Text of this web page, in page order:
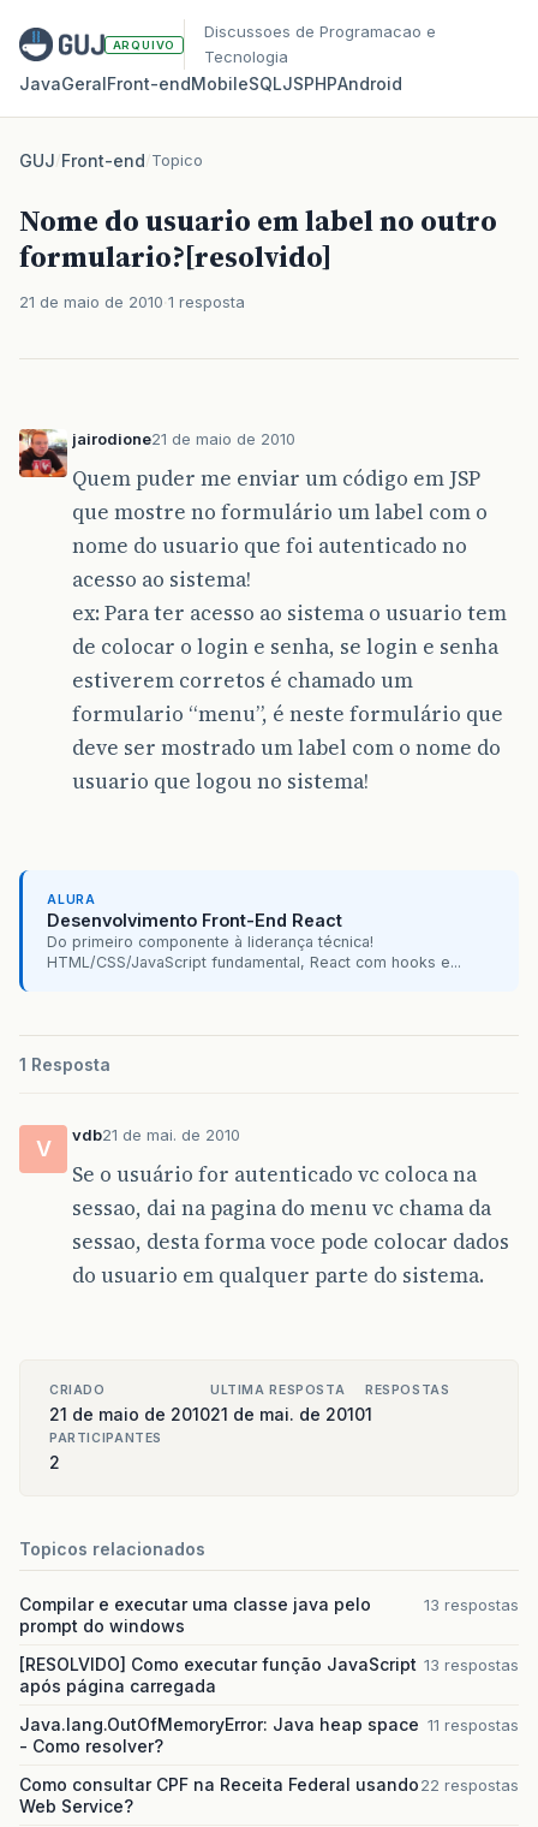
ARQUIVO
Discussoes de Programacao e
Tecnologia
JavaGeralFront‑endMobileSQLJSPHPAndroid
GUJ/Front-end/Topico
Nome do usuario em label no outro
formulario?[resolvido]
21 de maio de 2010 1 resposta
jairodione21 de maio de 2010
Quem puder me enviar um código em JSP
que mostre no formulário um label com o
nome do usuario que foi autenticado no
acesso ao sistema!
ex: Para ter acesso ao sistema o usuario tem
de colocar o login e senha, se login e senha
estiverem corretos é chamado um
formulario “menu”, é neste formulário que
deve ser mostrado um label com o nome do
usuario que logou no sistema!
ALURA
Desenvolvimento Front-End React
Do primeiro componente à liderança técnica!
HTML/CSS/JavaScript fundamental, React com hooks e...
1 Resposta
V
vdb21 de mai. de 2010
Se o usuário for autenticado vc coloca na
sessao, dai na pagina do menu vc chama da
sessao, desta forma voce pode colocar dados
do usuario em qualquer parte do sistema.
CRIADO
21 de maio de 2010
ULTIMA RESPOSTA
21 de mai. de 2010
RESPOSTAS
1
PARTICIPANTES
2
Topicos relacionados
Compilar e executar uma classe java pelo
prompt do windows
13 respostas
[RESOLVIDO] Como executar função JavaScript
após página carregada
13 respostas
Java.lang.OutOfMemoryError: Java heap space
- Como resolver?
11 respostas
Como consultar CPF na Receita Federal usando
Web Service?
22 respostas